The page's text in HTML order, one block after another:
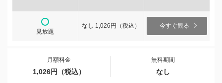
見放題
なし 1,026円（税込） 今すぐ観る
月額料金
1,026円（税込）
無料期間
なし